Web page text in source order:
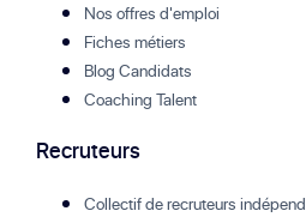
Nos offres d'emploi
Fiches métiers
Blog Candidats
Coaching Talent
Recruteurs
Collectif de recruteurs